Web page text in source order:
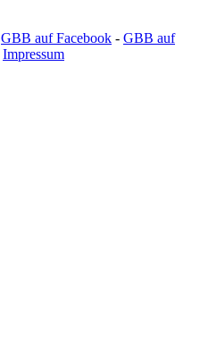
GBB auf Facebook - GBB auf
Impressum